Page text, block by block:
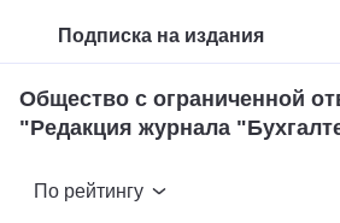
Подписка на издания
Общество с ограниченной
"Редакция журнала
По рейтингу